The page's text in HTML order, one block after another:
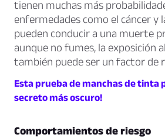
tienen muchas más
enfermedades como el cáncer y
pueden conducir a una muerte
aunque no fumes, la exposición
también puede ser un factor de
Esta prueba de manchas de tinta
secreto más oscuro!
Comportamientos de riesgo